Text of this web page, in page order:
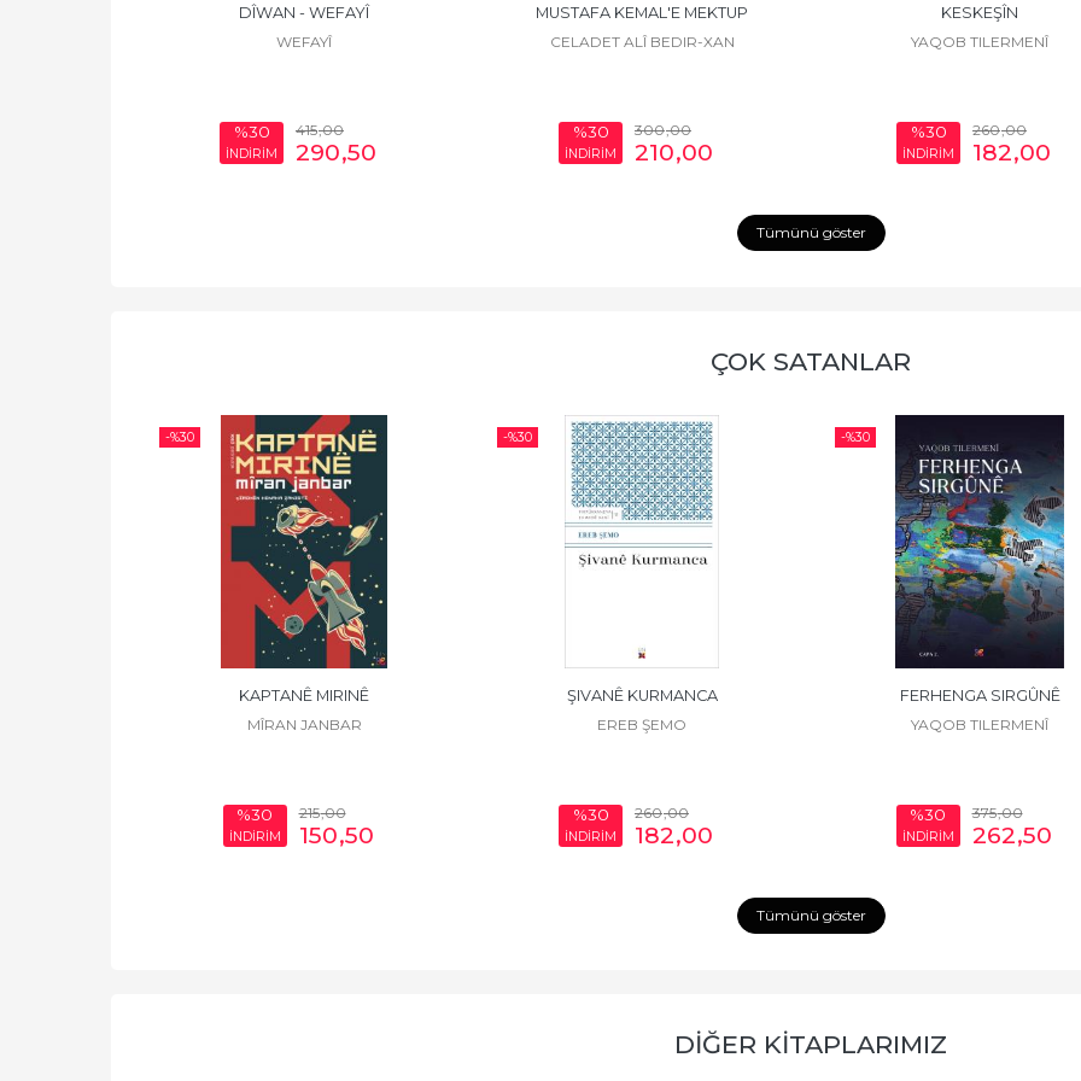
DÎWAN - WEFAYÎ
WEFAYÎ
%30
İNDİRİM
415,00
290,50
MUSTAFA KEMAL'E MEKTUP
CELADET ALÎ BEDIR-XAN
%30
İNDİRİM
300,00
210,00
KESKEŞÎN
YAQOB TILERMENÎ
%30
İNDİRİM
260,00
182,00
Tümünü göster
ÇOK SATANLAR
-%30
KAPTANÊ MIRINÊ
MÎRAN JANBAR
%30
İNDİRİM
215,00
150,50
-%30
ŞIVANÊ KURMANCA
EREB ŞEMO
%30
İNDİRİM
260,00
182,00
-%30
FERHENGA SIRGÛNÊ
YAQOB TILERMENÎ
%30
İNDİRİM
375,00
262,50
Tümünü göster
DİĞER KİTAPLARIMIZ